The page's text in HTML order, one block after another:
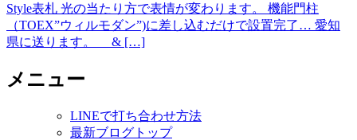
Style表札 光の当たり方で表情が変わります。 機能門柱
（TOEX”ウィルモダン”)に差し込むだけで設置完了… 愛知
県に送ります。 & […]
メニュー
LINEで打ち合わせ方法
最新ブログトップ